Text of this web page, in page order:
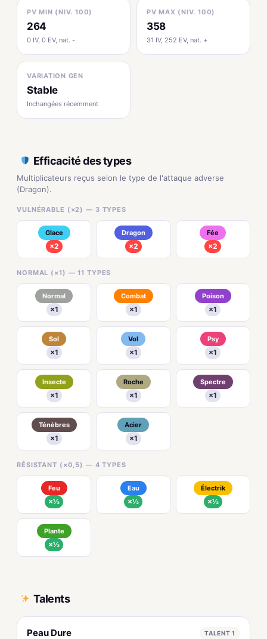
PV MIN (NIV. 100)
264
0 IV, 0 EV, nat. -
PV MAX (NIV. 100)
358
31 IV, 252 EV, nat. +
VARIATION GEN
Stable
Inchangées récemment
Efficacité des types
Multiplicateurs reçus selon le type de l'attaque adverse
(Dragon).
VULNÉRABLE (×2) — 3 TYPES
Glace
×2
Dragon
×2
Fée
×2
NORMAL (×1) — 11 TYPES
Normal
×1
Combat
×1
Poison
×1
Sol
×1
Vol
×1
Psy
×1
Insecte
×1
Roche
×1
Spectre
×1
Ténèbres
×1
Acier
×1
RÉSISTANT (×0,5) — 4 TYPES
Feu
×½
Eau
×½
Électrik
×½
Plante
×½
Talents
Peau Dure TALENT 1